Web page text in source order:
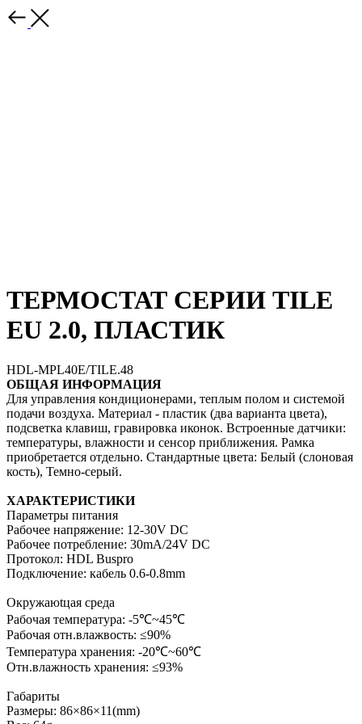
ТЕРМОСТАТ СЕРИИ TILE
EU 2.0, ПЛАСТИК
HDL-MPL40E/TILE.48
ОБЩАЯ ИНФОРМАЦИЯ
Для управления кондиционерами, теплым полом и системой
подачи воздуха. Материал - пластик (два варианта цвета),
подсветка клавиш, гравировка иконок. Встроенные датчики:
температуры, влажности и сенсор приближения. Рамка
приобретается отдельно. Стандартные цвета: Белый (слоновая
кость), Темно-серый.
ХАРАКТЕРИСТИКИ
Параметры питания
Рабочее напряжение: 12-30V DC
Рабочее потребление: 30mA/24V DC
Протокол: HDL Buspro
Подключение: кабель 0.6-0.8mm
Окружаюtцая среда
Рабочая температура: -5℃~45℃
Рабочая отн.влажвость: ≤90%
Температура хранения: -20℃~60℃
Отн.влажность хранения: ≤93%
Габариты
Размеры: 86×86×11(mm)